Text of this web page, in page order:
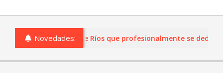
Novedades:
o comercios de Entre Ríos que profesionalmente se